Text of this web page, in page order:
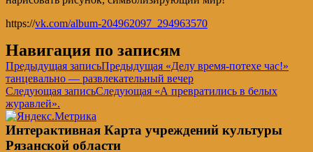
https://vk.com/album-204962097_294963570
Навигация по записям
Предыдущая записьПредыдущая «Делу время-потехе час!»
танцевально — развлекательный вечер
Следующая записьСледующая «А превратились в белых
журавлей».
Интерактивная Карта учреждений культуры
Рязанской области